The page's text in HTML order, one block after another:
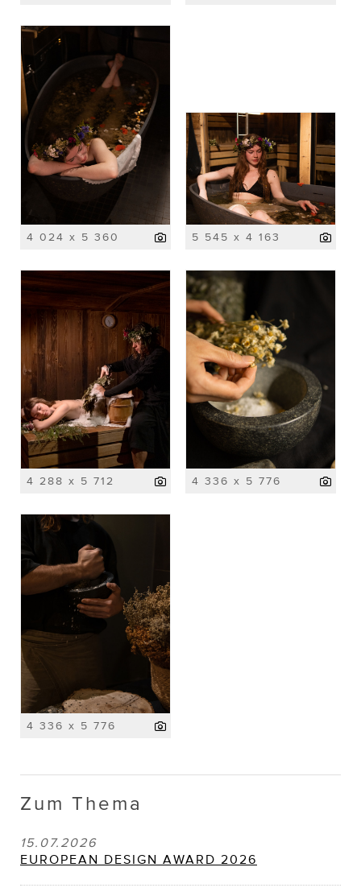
4 024 x 5 360 5 545 x 4 163
4 288 x 5 712 4 336 x 5 776
4 336 x 5 776
Zum Thema
15.07.2026
EUROPEAN DESIGN AWARD 2026